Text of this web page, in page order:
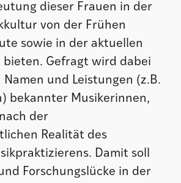
dieser Frauen in der
von der Frühen
sowie in der aktuellen
bieten. Gefragt wird dabei
und Leistungen (z.B.
bekannter Musikerinnen,
der
Realität des
Damit soll
Forschungslücke in der